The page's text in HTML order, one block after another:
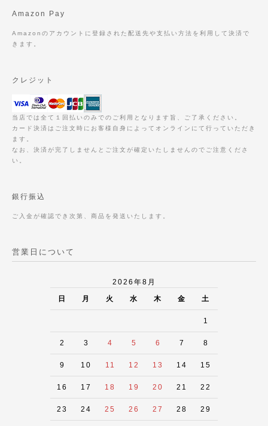
Amazon Pay
Amazonのアカウントに登録された配送先や支払い方法を利用して決済で
きます。
クレジット
当店では全て１回払いのみでのご利用となります旨、ご了承ください。
カード決済はご注文時にお客様自身によってオンラインにて行っていただき
ます。
なお、決済が完了しませんとご注文が確定いたしませんのでご注意くださ
い。
銀行振込
ご入金が確認でき次第、商品を発送いたします。
営業日について
2026年8月
日 月 火 水 木 金 土
1
2 3 4 5 6 7 8
9 10 11 12 13 14 15
16 17 18 19 20 21 22
23 24 25 26 27 28 29